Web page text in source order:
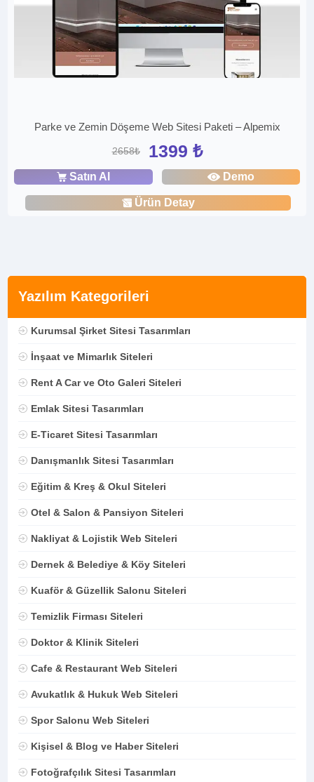
Yazılım Kategorileri
Kurumsal Şirket Sitesi Tasarımları
İnşaat ve Mimarlık Siteleri
Rent A Car ve Oto Galeri Siteleri
Emlak Sitesi Tasarımları
E-Ticaret Sitesi Tasarımları
Danışmanlık Sitesi Tasarımları
Eğitim & Kreş & Okul Siteleri
Otel & Salon & Pansiyon Siteleri
Nakliyat & Lojistik Web Siteleri
Dernek & Belediye & Köy Siteleri
Kuaför & Güzellik Salonu Siteleri
Temizlik Firması Siteleri
Doktor & Klinik Siteleri
Cafe & Restaurant Web Siteleri
Avukatlık & Hukuk Web Siteleri
Spor Salonu Web Siteleri
Kişisel & Blog ve Haber Siteleri
Fotoğrafçılık Sitesi Tasarımları
Parke ve Zemin Döşeme Web Sitesi Paketi – Alpemix
2658₺ 1399 ₺
Satın Al Demo
Ürün Detay